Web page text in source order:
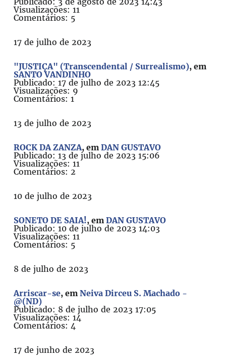
Visualizações: 11
Comentários: 5
17 de julho de 2023
"JUSTIÇA" (Transcendental / Surrealismo), em
SANTO VANDINHO
Publicado: 17 de julho de 2023 12:45
Visualizações: 9
Comentários: 1
13 de julho de 2023
ROCK DA ZANZA, emDAN GUSTAVO
Publicado: 13 de julho de 2023 15:06
Visualizações: 11
Comentários: 2
10 de julho de 2023
SONETO DE SAIA!, emDAN GUSTAVO
Publicado: 10 de julho de 2023 14:03
Visualizações: 11
Comentários: 5
8 de julho de 2023
Arriscar-se, emNeiva Dirceu S. Machado -
@(ND)
Publicado: 8 de julho de 2023 17:05
Visualizações: 14
Comentários: 4
17 de junho de 2023